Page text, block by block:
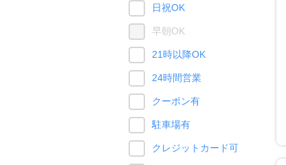
日祝OK
早朝OK
21時以降OK
24時間営業
クーポン有
駐車場有
クレジットカード可